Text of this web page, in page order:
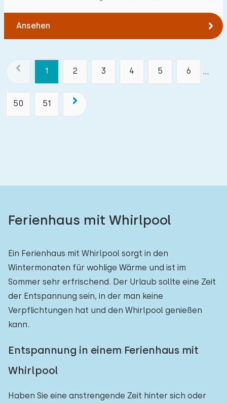
Ansehen
1 2 3 4 5 6 ...
50 51
Ferienhaus mit Whirlpool
Ein Ferienhaus mit Whirlpool sorgt in den
Wintermonaten für wohlige Wärme und ist im
Sommer sehr erfrischend. Der Urlaub sollte eine Zeit
der Entspannung sein, in der man keine
Verpflichtungen hat und den Whirlpool genießen
kann.
Entspannung in einem Ferienhaus mit
Whirlpool
Haben Sie eine anstrengende Zeit hinter sich oder